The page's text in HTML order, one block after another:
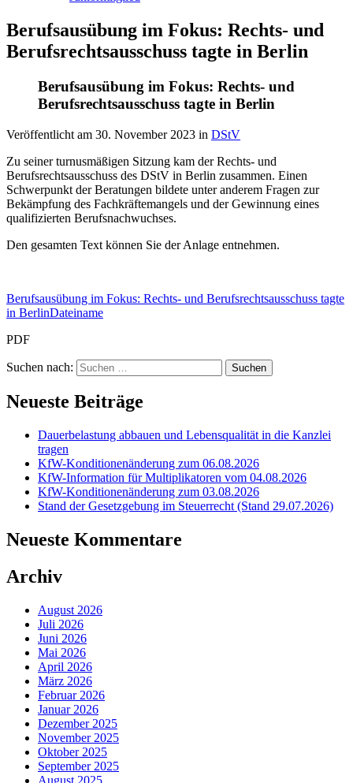
Berufsausübung im Fokus: Rechts- und
Berufsrechtsausschuss tagte in Berlin
Berufsausübung im Fokus: Rechts- und
Berufsrechtsausschuss tagte in Berlin
Veröffentlicht am 30. November 2023 in DStV
Zu seiner turnusmäßigen Sitzung kam der Rechts- und
Berufsrechtsausschuss des DStV in Berlin zusammen. Einen
Schwerpunkt der Beratungen bildete unter anderem Fragen zur
Bekämpfung des Fachkräftemangels und der Gewinnung eines
qualifizierten Berufsnachwuchses.
Den gesamten Text können Sie der Anlage entnehmen.
Berufsausübung im Fokus: Rechts- und Berufsrechtsausschuss tagte
in BerlinDateiname
PDF
Suchen nach:
Neueste Beiträge
Dauerbelastung abbauen und Lebensqualität in die Kanzlei
tragen
KfW-Konditionenänderung zum 06.08.2026
KfW-Information für Multiplikatoren vom 04.08.2026
KfW-Konditionenänderung zum 03.08.2026
Stand der Gesetzgebung im Steuerrecht (Stand 29.07.2026)
Neueste Kommentare
Archiv
August 2026
Juli 2026
Juni 2026
Mai 2026
April 2026
März 2026
Februar 2026
Januar 2026
Dezember 2025
November 2025
Oktober 2025
September 2025
August 2025